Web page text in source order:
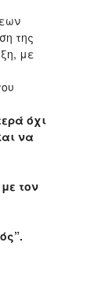
της
με
όχι
να
τον